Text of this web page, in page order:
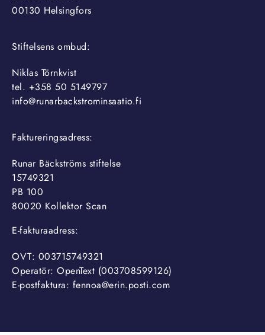
00130 Helsingfors
Stiftelsens ombud:
Niklas Törnkvist
tel. +358 50 5149797
info@runarbackstrominsaatio.fi
Faktureringsadress:
Runar Bäckströms stiftelse
15749321
PB 100
80020 Kollektor Scan
E-fakturaadress:
OVT: 003715749321
Operatör: OpenText (003708599126)
E-postfaktura: fennoa@erin.posti.com